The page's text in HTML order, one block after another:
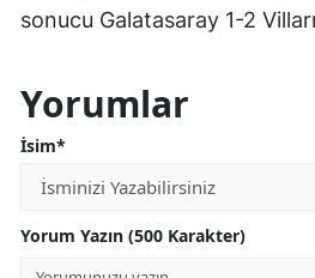
sonucu Galatasaray 1-2
Yorumlar
İsim*
Yorum Yazın (500 Karakter)